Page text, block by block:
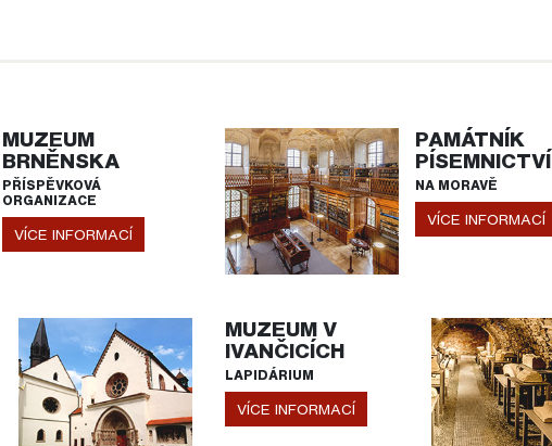
MUZEUM
BRNĚNSKA
PŘÍSPĚVKOVÁ
ORGANIZACE
VÍCE INFORMACÍ
PAMÁTNÍK
PÍSEMNICTVÍ
NA MORAVĚ
VÍCE INFORMACÍ
MUZEUM V
IVANČICÍCH
LAPIDÁRIUM
VÍCE INFORMACÍ